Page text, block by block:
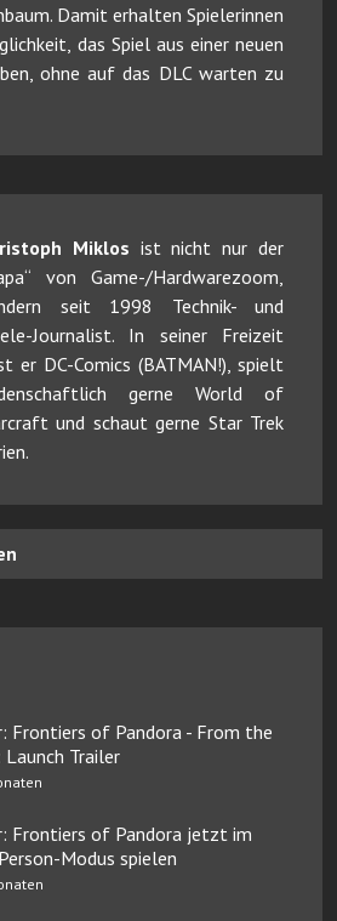
Damit erhalten Spielerinnen
das Spiel aus einer neuen
ohne auf das DLC warten zu
Miklos ist nicht nur der
von Game-/Hardwarezoom,
seit 1998 Technik- und
Journalist. In seiner Freizeit
er DC-Comics (BATMAN!), spielt
gerne World of
und schaut gerne Star Trek
Frontiers of Pandora - From the
Launch Trailer
Frontiers of Pandora jetzt im
Modus spielen